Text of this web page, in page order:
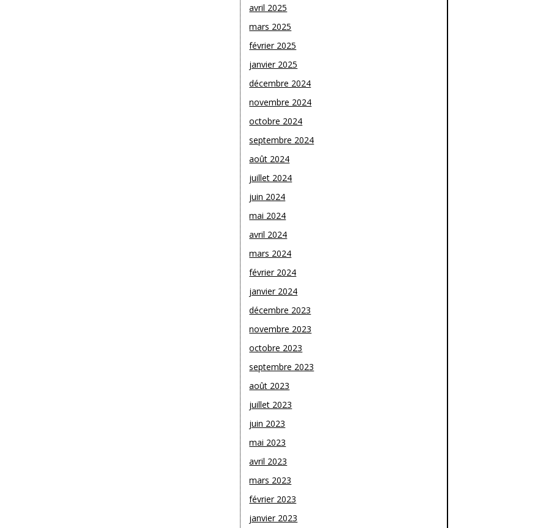
avril 2025
mars 2025
février 2025
janvier 2025
décembre 2024
novembre 2024
octobre 2024
septembre 2024
août 2024
juillet 2024
juin 2024
mai 2024
avril 2024
mars 2024
février 2024
janvier 2024
décembre 2023
novembre 2023
octobre 2023
septembre 2023
août 2023
juillet 2023
juin 2023
mai 2023
avril 2023
mars 2023
février 2023
janvier 2023